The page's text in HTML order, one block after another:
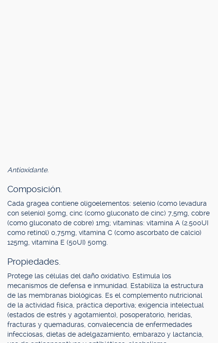
Antioxidante.
Composición.
Cada gragea contiene oligoelementos: selenio (como levadura
con selenio) 50mg, cinc (como gluconato de cinc) 7,5mg, cobre
(como gluconato de cobre) 1mg; vitaminas: vitamina A (2.500UI
como retinol) 0,75mg, vitamina C (como ascorbato de calcio)
125mg, vitamina E (50UI) 50mg.
Propiedades.
Protege las células del daño oxidativo. Estimula los
mecanismos de defensa e inmunidad. Estabiliza la estructura
de las membranas biológicas. Es el complemento nutricional
de la actividad física, práctica deportiva; exigencia intelectual
(estados de estrés y agotamiento), posoperatorio, heridas,
fracturas y quemaduras, convalecencia de enfermedades
infecciosas, dietas de adelgazamiento, embarazo y lactancia,